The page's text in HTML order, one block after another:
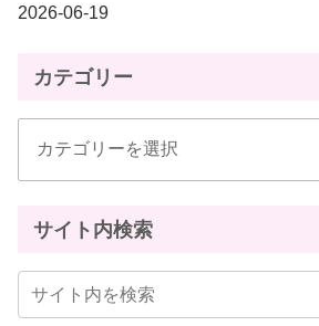
2026-06-19
カテゴリー
サイト内検索